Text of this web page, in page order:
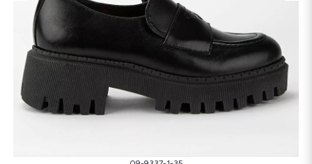
Śniegowce
Sandały
Klapki
Klapki
Śniegowce
Baleriny